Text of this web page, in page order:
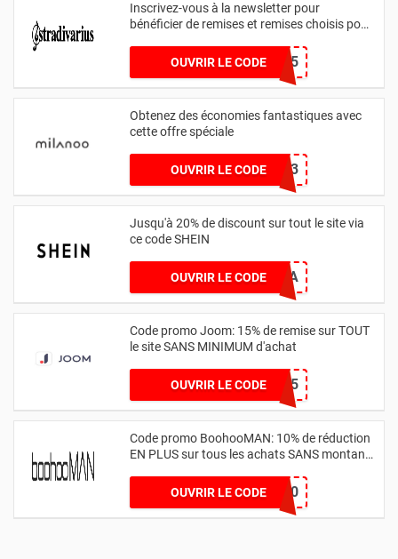
Inscrivez-vous à la newsletter pour
bénéficier de remises et remises choisis pour
OUVRIR LE CODE
55471OTK5
Obtenez des économies fantastiques avec
cette offre spéciale
OUVRIR LE CODE
COUPON13
Jusqu'à 20% de discount sur tout le site via
ce code SHEIN
OUVRIR LE CODE
SSHRSRLORIANA
Code promo Joom: 15% de remise sur TOUT
le site SANS MINIMUM d'achat
OUVRIR LE CODE
WETHRIFT15
Code promo BoohooMAN: 10% de réduction
EN PLUS sur tous les achats SANS montant
OUVRIR LE CODESOCIAL10